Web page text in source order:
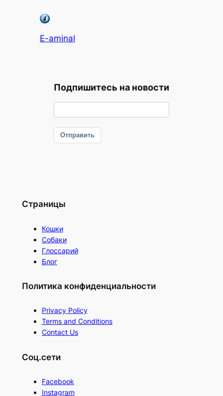
E-aminal
Подпишитесь на новости
Отправить
Страницы
Кошки
Собаки
Глоссарий
Блог
Политика конфиденциальности
Privacy Policy
Terms and Conditions
Contact Us
Соц.сети
Facebook
Instagram